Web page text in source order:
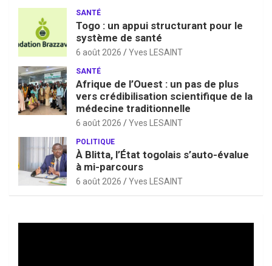
SANTÉ
Togo : un appui structurant pour le
système de santé
6 août 2026 Yves LESAINT
SANTÉ
Afrique de l’Ouest : un pas de plus
vers crédibilisation scientifique de la
médecine traditionnelle
6 août 2026 Yves LESAINT
POLITIQUE
À Blitta, l’État togolais s’auto-évalue
à mi-parcours
6 août 2026 Yves LESAINT